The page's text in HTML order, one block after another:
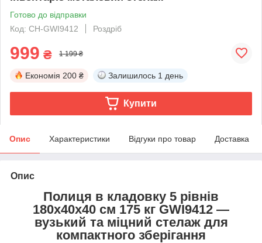
Готово до відправки
Код: CH-GWI9412
Роздріб
999 ₴ 1 199 ₴
Економія 200 ₴ Залишилось 1 день
Купити
Опис Характеристики Відгуки про товар Доставка
Опис
Полиця в кладовку 5 рівнів
180x40x40 см 175 кг GWI9412 —
вузький та міцний стелаж для
компактного зберігання